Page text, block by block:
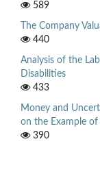
589
The Company
440
Analysis of the
Disabilities
433
Money and
on the Example of
390